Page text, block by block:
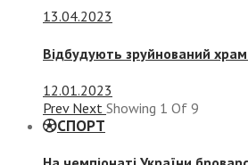
13.04.2023
Відбудують зруйнований
12.01.2023
Prev Next Showing 1 Of 9
СПОРТ